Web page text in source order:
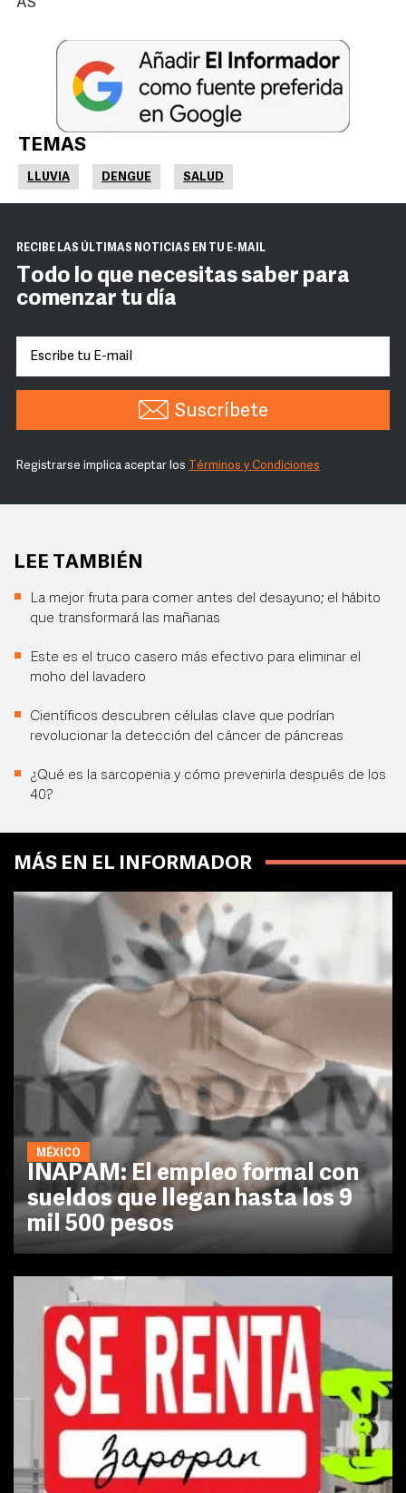
AS
TEMAS
LLUVIA DENGUE SALUD
RECIBE LAS ÚLTIMAS NOTICIAS EN TU E-MAIL
Todo lo que necesitas saber para
comenzar tu día
Suscríbete
Registrarse implica aceptar los Términos y Condiciones
LEE TAMBIÉN
La mejor fruta para comer antes del desayuno; el hábito
que transformará las mañanas
Este es el truco casero más efectivo para eliminar el
moho del lavadero
Científicos descubren células clave que podrían
revolucionar la detección del cáncer de páncreas
¿Qué es la sarcopenia y cómo prevenirla después de los
40?
MÁS EN EL INFORMADOR
MÉXICO
INAPAM: El empleo formal con
sueldos que llegan hasta los 9
mil 500 pesos